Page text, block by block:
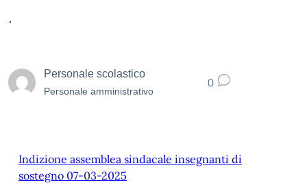
.
Personale scolastico
Personale amministrativo
0
Indizione assemblea sindacale insegnanti di
sostegno 07-03-2025